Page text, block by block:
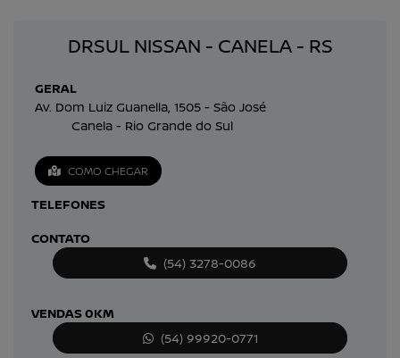
DRSUL NISSAN - CANELA - RS
GERAL
Av. Dom Luiz Guanella, 1505 - São José
Canela - Rio Grande do Sul
COMO CHEGAR
TELEFONES
CONTATO
(54) 3278-0086
VENDAS 0KM
(54) 99920-0771